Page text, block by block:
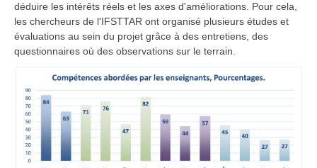
déduire les intérêts réels et les axes d'améliorations. Pour cela,
les chercheurs de l'IFSTTAR ont organisé plusieurs études et
évaluations au sein du projet grâce à des entretiens, des
questionnaires où des observations sur le terrain.